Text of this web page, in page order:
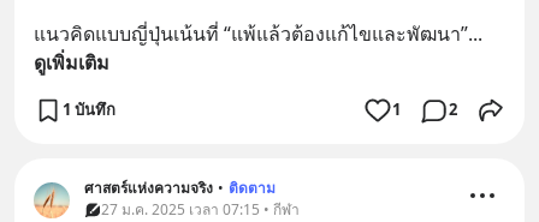
แนวคิดแบบญี่ปุ่นเน้นที่ “แพ้แล้วต้องแก้ไขและพัฒนา”...
ดูเพิ่มเติม
1 บันทึก 1 2
ศาสตร์แห่งความจริง • ติดตาม
27 ม.ค. 2025 เวลา 07:15 • กีฬา